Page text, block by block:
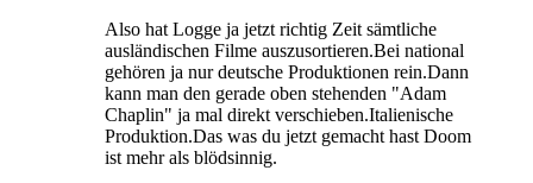
Also hat Logge ja jetzt richtig Zeit sämtliche
ausländischen Filme auszusortieren.Bei national
gehören ja nur deutsche Produktionen rein.Dann
kann man den gerade oben stehenden "Adam
Chaplin" ja mal direkt verschieben.Italienische
Produktion.Das was du jetzt gemacht hast Doom
ist mehr als blödsinnig.